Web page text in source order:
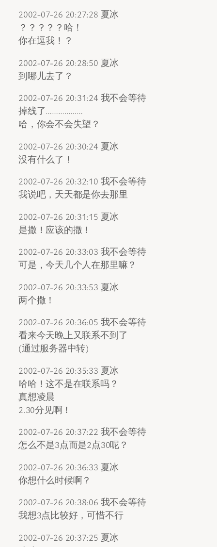
2002-07-26 20:27:28 夏冰
？？？？？哈！
你在逗我！？
2002-07-26 20:28:50 夏冰
到哪儿去了？
2002-07-26 20:31:24 我不会等待
掉线了………………
哈，你会不会失望？
2002-07-26 20:30:24 夏冰
没有什么了！
2002-07-26 20:32:10 我不会等待
我说吧，天天都是你去那里
2002-07-26 20:31:15 夏冰
是撒！应该的撒！
2002-07-26 20:33:03 我不会等待
可是，今天几个人在那里嘛？
2002-07-26 20:33:53 夏冰
两个撒！
2002-07-26 20:36:05 我不会等待
看来今天晚上又联系不到了
(通过服务器中转)
2002-07-26 20:35:33 夏冰
哈哈！这不是在联系吗？
真想凌晨
2.30分见啊！
2002-07-26 20:37:22 我不会等待
怎么不是3点而是2点30呢？
2002-07-26 20:36:33 夏冰
你想什么时候啊？
2002-07-26 20:38:06 我不会等待
我想3点比较好，可惜不行
2002-07-26 20:37:25 夏冰